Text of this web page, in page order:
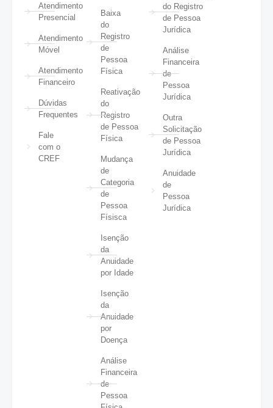
Atendimento
Presencial
Atendimento
Móvel
Atendimento
Financeiro
Dúvidas
Frequentes
Fale
com o
CREF
Baixa
do
Registro
de
Pessoa
Física
Reativação
do
Registro
de Pessoa
Física
Mudança
de
Categoria
de
Pessoa
Físisca
Isenção
da
Anuidade
por Idade
Isenção
da
Anuidade
por
Doença
Análise
Financeira
de
Pessoa
do Registro
de Pessoa
Jurídica
Análise
Financeira
de
Pessoa
Jurídica
Outra
Solicitação
de Pessoa
Jurídica
Anuidade
de
Pessoa
Jurídica